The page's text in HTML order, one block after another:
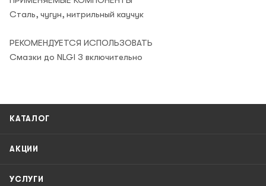
Сталь, чугун, нитрильный каучук
РЕКОМЕНДУЕТСЯ ИСПОЛЬЗОВАТЬ
Смазки до NLGI 3 включительно
КАТАЛОГ
АКЦИИ
УСЛУГИ